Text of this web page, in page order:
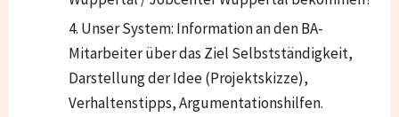
Unser System: Information an den BA-
Mitarbeiter über das Ziel Selbstständigkeit,
Darstellung der Idee (Projektskizze),
Verhaltenstipps, Argumentationshilfen.